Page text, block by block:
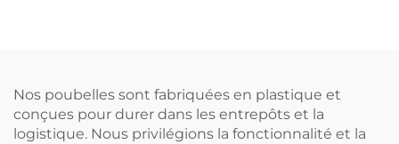
Nos poubelles sont fabriquées en plastique et
conçues pour durer dans les entrepôts et la
logistique. Nous privilégions la fonctionnalité et la